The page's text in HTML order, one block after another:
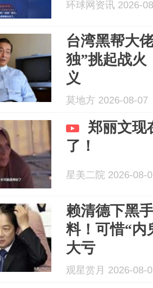
环球网资讯 2026-
台湾黑帮大
独”挑起战火
义
莫地方 2026-08-07
郑丽文现
了！
星美二院 2026-08-
赖清德下黑
料！可惜“内
大亏
观星赏月 2026-08-